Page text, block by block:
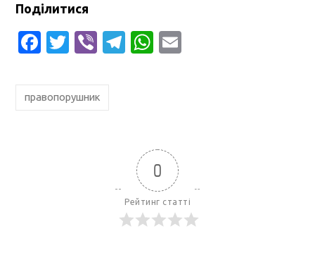
Поділитися
Facebook
Twitter
ViberTelegram
WhatsApp
правопорушник
0
Рейтинг статті